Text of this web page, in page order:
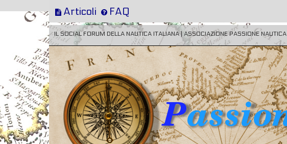
Articoli FAQ
IL SOCIAL FORUM DELLA NAUTICA ITALIANA | ASSOCIAZIONE PASSIONE NAUTICA